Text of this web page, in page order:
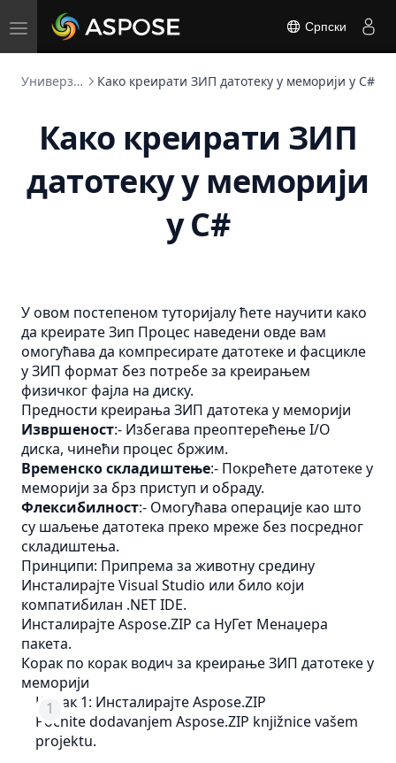
Toggle
navigation
Српски
Универзални компресор Како креирати ЗИП датотеку у меморији у C#
Како креирати ЗИП
датотеку у меморији
у C#
У овом постепеном туторијалу ћете научити како
да креиратеЗип Процес наведени овде вам
омогућава да компресирате датотеке и фасцикле
у ЗИП формат без потребе за креирањем
физичког фајла на диску.
Предности креирања ЗИП датотека у меморији
Извршеност:- Избегава преоптерећење I/O
диска, чинећи процес бржим.
Временско складиштење:- Покрећете датотеке у
меморији за брз приступ и обраду.
Флексибилност:- Омогућава операције као што
су шаљење датотека преко мреже без посредног
складиштења.
Принципи: Припрема за животну средину
Инсталирајте Visual Studio или било који
компатибилан .NET IDE.
Инсталирајте Aspose.ZIP са НуГет Менаџера
пакета.
Корак по корак водич за креирање ЗИП датотеке у
меморији
Корак 1: Инсталирајте Aspose.ZIP
Počnite dodavanjem Aspose.ZIP knjižnice vašem
projektu.